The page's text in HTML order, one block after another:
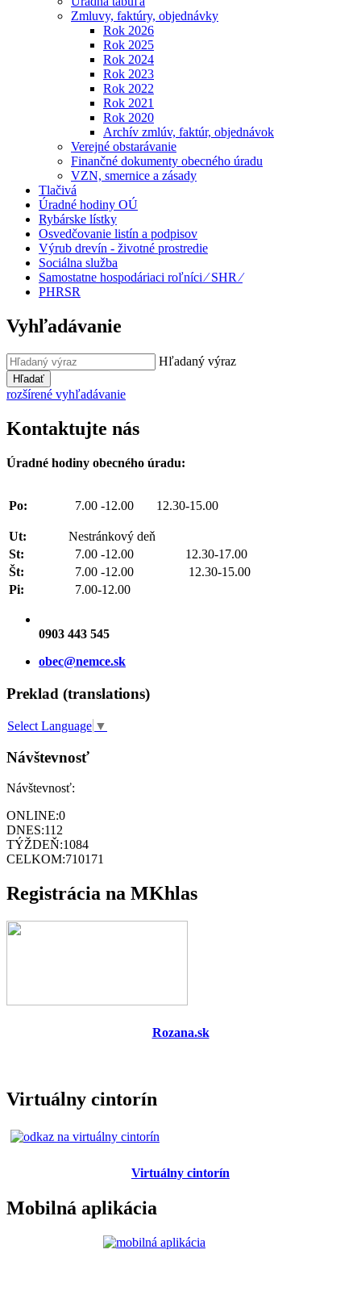
Zmluvy, faktúry, objednávky
Rok 2026
Rok 2025
Rok 2024
Rok 2023
Rok 2022
Rok 2021
Rok 2020
Archív zmlúv, faktúr, objednávok
Verejné obstarávanie
Finančné dokumenty obecného úradu
VZN, smernice a zásady
Tlačivá
Úradné hodiny OÚ
Rybárske lístky
Osvedčovanie listín a podpisov
Výrub drevín - životné prostredie
Sociálna služba
Samostatne hospodáriaci roľníci ⁄ SHR ⁄
PHRSR
Vyhľadávanie
Hľadaný výraz
Hľadať
rozšírené vyhľadávanie
Kontaktujte nás
Úradné hodiny obecného úradu:
Po: 7.00 -12.00 12.30-15.00
Ut:
Nestránkový deň
St:
7.00 -12.00 12.30-17.00
Št:
7.00 -12.00 12.30-15.00
Pi:
7.00-12.00
0903 443 545
obec@nemce.sk
Preklad (translations)
Select Language ▼
Návštevnosť
Návštevnosť:
ONLINE:0
DNES:112
TÝŽDEŇ:1084
CELKOM:710171
Registrácia na MKhlas
Rozana.sk
Virtuálny cintorín
Virtuálny cintorín
Mobilná aplikácia